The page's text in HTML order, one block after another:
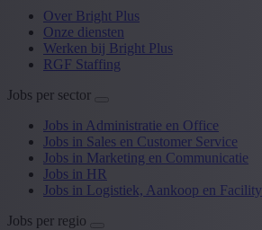
Over Bright Plus
Onze diensten
Werken bij Bright Plus
RGF Staffing
Jobs per sector
Jobs in Administratie en Office
Jobs in Sales en Customer Service
Jobs in Marketing en Communicatie
Jobs in HR
Jobs in Logistiek, Aankoop en Facility
Jobs per regio